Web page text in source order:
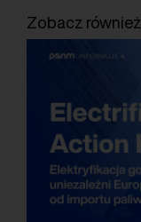
Zobacz również